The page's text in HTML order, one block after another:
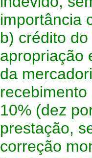
importância
b) crédito
apropriação
da
10% (dez
prestação,
correção